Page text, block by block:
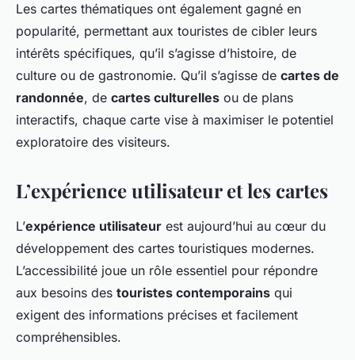
Les cartes thématiques ont également gagné en
popularité, permettant aux touristes de cibler leurs
intérêts spécifiques, qu’il s’agisse d’histoire, de
culture ou de gastronomie. Qu’il s’agisse de cartes de
randonnée, de cartes culturelles ou de plans
interactifs, chaque carte vise à maximiser le potentiel
exploratoire des visiteurs.
L’expérience utilisateur et les cartes
L’expérience utilisateur est aujourd’hui au cœur du
développement des cartes touristiques modernes.
L’accessibilité joue un rôle essentiel pour répondre
aux besoins des touristes contemporains qui
exigent des informations précises et facilement
compréhensibles.